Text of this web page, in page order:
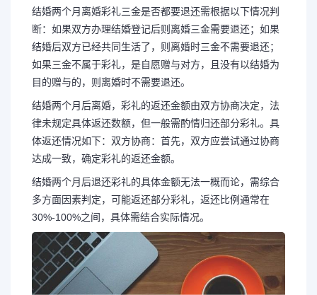
结婚两个月离婚彩礼三金是否都要退还需根据以下情况判
断：如果双方办理结婚登记后则离婚三金需要退还；如果
结婚后双方已经共同生活了，则离婚时三金不需要退还；
如果三金不属于彩礼，是自愿赠与对方，且没有以结婚为
目的赠与的，则离婚时不需要退还。
结婚两个月后离婚，彩礼的返还金额由双方协商决定，法
律未规定具体返还数额，但一般需酌情归还部分彩礼。具
体返还情况如下：双方协商：首先，双方应尝试通过协商
达成一致，确定彩礼的返还金额。
结婚两个月后退还彩礼的具体金额无法一概而论，需综合
多方面因素判定，可能返还部分彩礼，返还比例通常在
30%-100%之间，具体需结合实际情况。
长按图片识别二维